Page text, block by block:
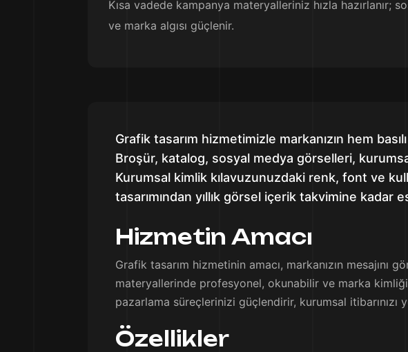
Kısa vadede kampanya materyalleriniz hızla hazırlanır;
ve marka algısı güçlenir.
Grafik tasarım hizmetimizle markanızın hem
Broşür, katalog, sosyal medya görselleri,
Kurumsal kimlik kılavuzunuzdaki renk, font ve
tasarımından yıllık görsel içerik takvimine kadar
Hizmetin Amacı
Grafik tasarım hizmetinin amacı, markanızın
materyallerinde profesyonel, okunabilir ve marka
pazarlama süreçlerinizi güçlendirir, kurumsal itibarınızı
Özellikler